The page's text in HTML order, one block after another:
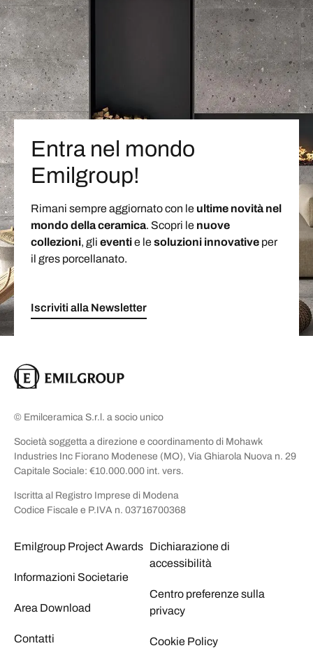
Entra nel mondo
Emilgroup!
Rimani sempre aggiornato con le ultime novità nel
mondo della ceramica. Scopri le nuove
collezioni, gli eventie lesoluzioni innovative per
il gres porcellanato.
Iscriviti alla Newsletter
© Emilceramica S.r.l. a socio unico
Società soggetta a direzione e coordinamento di Mohawk
Industries Inc Fiorano Modenese (MO), Via Ghiarola Nuova n. 29
Capitale Sociale: €10.000.000 int. vers.
Iscritta al Registro Imprese di Modena
Codice Fiscale e P.IVA n. 03716700368
Emilgroup Project Awards
Informazioni Societarie
Area Download
Contatti
Dichiarazione di
accessibilità
Centro preferenze sulla
privacy
Cookie Policy